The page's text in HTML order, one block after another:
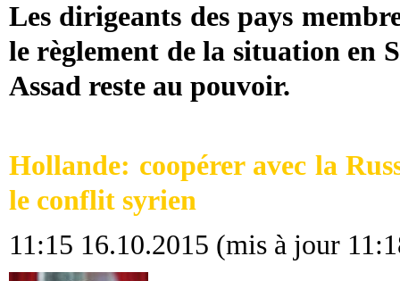
Les dirigeants des pays
le règlement de la situation en
Assad reste au pouvoir.
Hollande: coopérer avec la
le conflit syrien
11:15 16.10.2015 (mis à jour